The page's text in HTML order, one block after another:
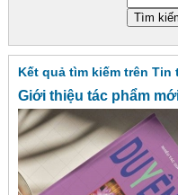
Liên hệ
Tìm kiếm
Kết quả tìm kiếm trên Tin
Giới thiệu tác phẩm